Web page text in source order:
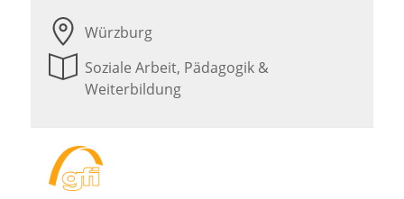
Würzburg
Soziale Arbeit, Pädagogik &
Weiterbildung